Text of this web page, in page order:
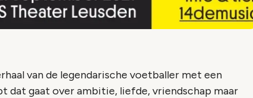
van de legendarische voetballer met een
dat gaat over ambitie, liefde, vriendschap maar